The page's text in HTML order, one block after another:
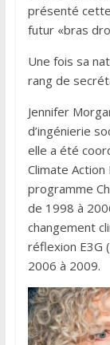
présenté
futur «bras
Une fois sa
rang de
Jennifer
d’ingénierie
elle a été
Climate
programme
de 1998 à
changement
réflexion E3G
2006 à 2009.